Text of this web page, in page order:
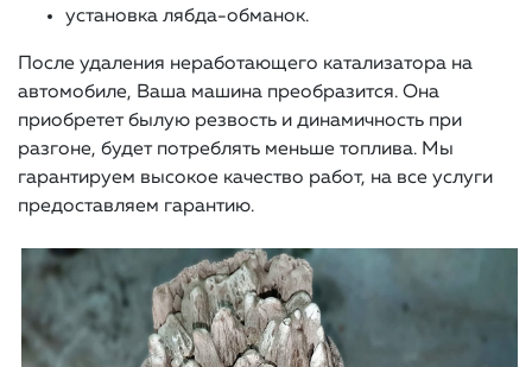
установка лябда-обманок.
После удаления неработающего катализатора на
автомобиле, Ваша машина преобразится. Она
приобретет былую резвость и динамичность при
разгоне, будет потреблять меньше топлива. Мы
гарантируем высокое качество работ, на все услуги
предоставляем гарантию.